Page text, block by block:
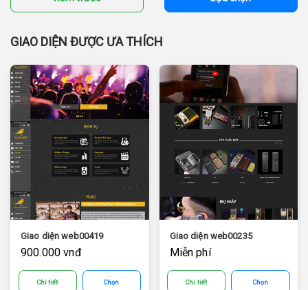
GIAO DIỆN ĐƯỢC ƯA THÍCH
Giao diện web00419
900.000 vnđ
Chi tiết Chọn
Giao diện web00235
Miễn phí
Chi tiết Chọn